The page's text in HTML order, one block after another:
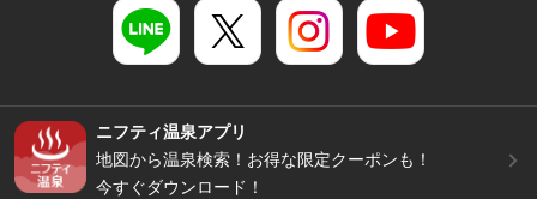
ニフティ温泉アプリ
地図から温泉検索！お得な限定クーポンも！
今すぐダウンロード！